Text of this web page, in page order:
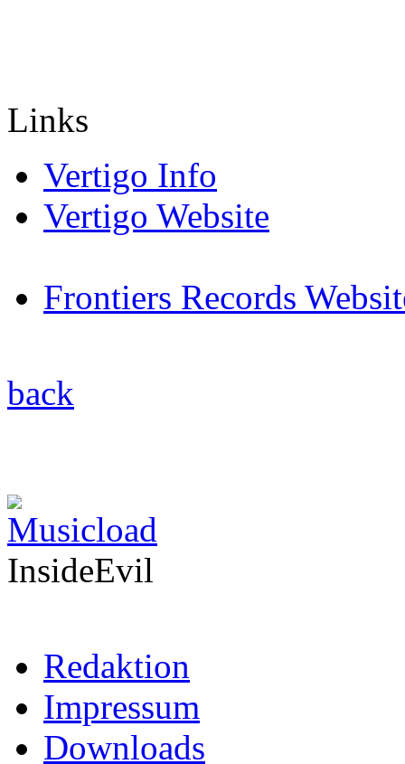
Links
Vertigo Info
Vertigo Website
Frontiers Records
back
InsideEvil
Redaktion
Impressum
Downloads